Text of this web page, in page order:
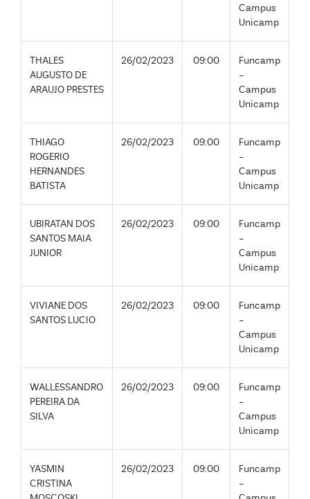
Campus
Unicamp
THALES
AUGUSTO DE
ARAUJO PRESTES
26/02/2023 09:00
Funcamp
-
Campus
Unicamp
THIAGO
ROGERIO
HERNANDES
BATISTA
26/02/2023 09:00
Funcamp
-
Campus
Unicamp
UBIRATAN DOS
SANTOS MAIA
JUNIOR
26/02/2023 09:00
Funcamp
-
Campus
Unicamp
VIVIANE DOS
SANTOS LUCIO
26/02/2023 09:00
Funcamp
-
Campus
Unicamp
WALLESSANDRO
PEREIRA DA
SILVA
26/02/2023 09:00
Funcamp
-
Campus
Unicamp
YASMIN
CRISTINA
26/02/2023 09:00
Funcamp
-